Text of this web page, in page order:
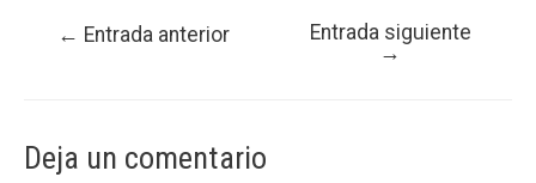
Navegación
← Entrada anterior
Entrada siguiente
→
Deja un comentario